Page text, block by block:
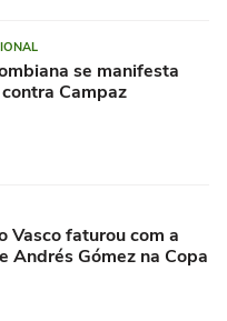
se manifesta
Campaz
Vasco faturou com a
Andrés Gómez na Copa